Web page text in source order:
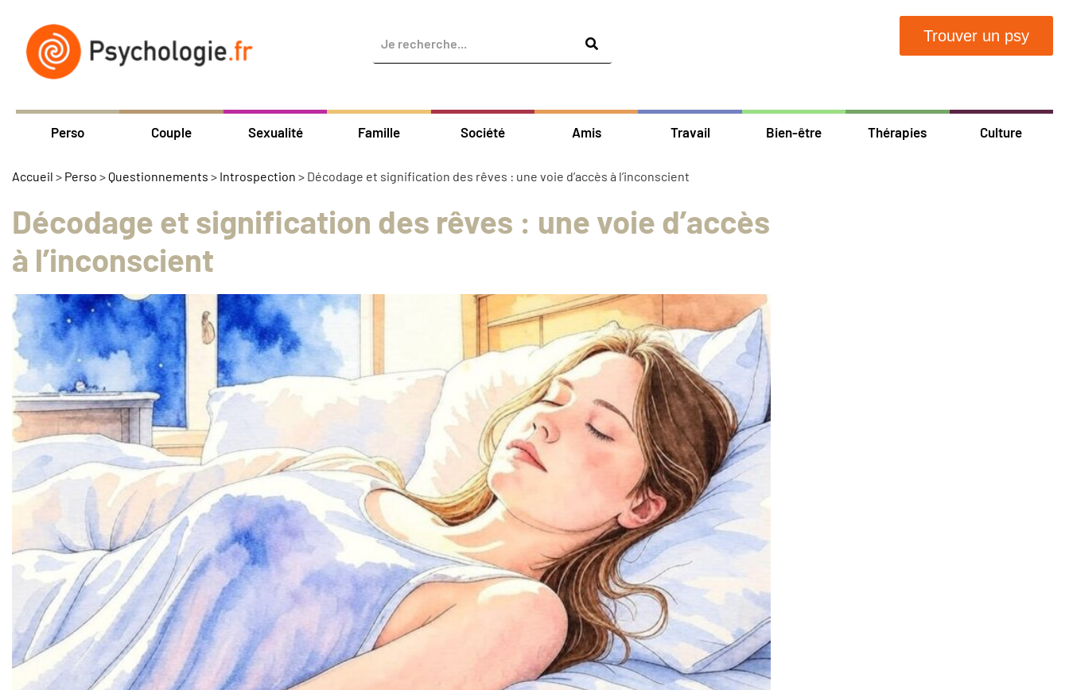
Trouver un psy
Perso Couple Sexualité Famille Société Amis Travail Bien-être Thérapies Culture
Accueil > Perso > Questionnements > Introspection > Décodage et signification des rêves : une voie d’accès à l’inconscient
Décodage et signification des rêves : une voie d’accès
à l’inconscient